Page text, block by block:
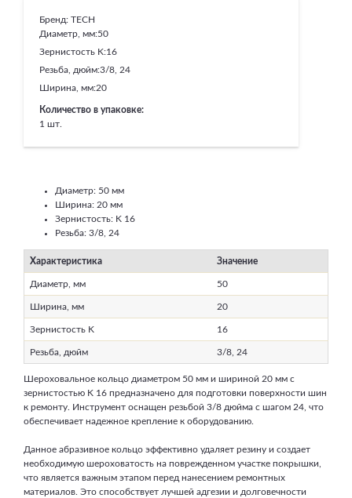
Бренд: TECH
Диаметр, мм:50
Зернистость K:16
Резьба, дюйм:3/8, 24
Ширина, мм:20
Количество в упаковке:
1 шт.
Диаметр: 50 мм
Ширина: 20 мм
Зернистость: K 16
Резьба: 3/8, 24
Характеристика Значение
Диаметр, мм 50
Ширина, мм 20
Зернистость K 16
Резьба, дюйм 3/8, 24
Шероховальное кольцо диаметром 50 мм и шириной 20 мм с
зернистостью K 16 предназначено для подготовки поверхности шин
к ремонту. Инструмент оснащен резьбой 3/8 дюйма с шагом 24, что
обеспечивает надежное крепление к оборудованию.
Данное абразивное кольцо эффективно удаляет резину и создает
необходимую шероховатость на поврежденном участке покрышки,
что является важным этапом перед нанесением ремонтных
материалов. Это способствует лучшей адгезии и долговечности